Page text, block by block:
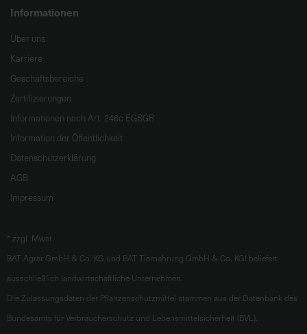
Informationen
Über uns
Karriere
Geschäftsbereiche
Zertifizierungen
Informationen nach Art. 246c EGBGB
Information der Öffentlichkeit
Datenschutzerklärung
AGB
Impressum
* zzgl. Mwst.
BAT Agrar GmbH & Co. KG und BAT Tiernahrung GmbH & Co. KGl beliefert
ausschließlich landwirtschaftliche Unternehmen.
Die Zulassungsdaten der Pflanzenschutzmittel stammen aus der Datenbank des
Bundesamts für Verbraucherschutz und Lebensmittelsicherheit (BVL).